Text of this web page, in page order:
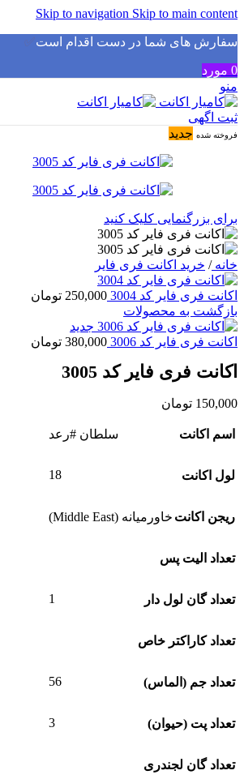
Skip to navigation Skip to main content
سفارش های شما در دست اقدام است✅
0 مورد
منو
ثبت اگهی
فروخته شده جدید
برای بزرگنمایی کلیک کنید
خانه/ خرید اکانت فری فایر
اکانت فری فایر کد 3004 250,000 تومان
بازگشت به محصولات
اکانت فری فایر کد 3006 380,000 تومان
اکانت فری فایر کد 3005
150,000 تومان
اسم اکانت سلطان #رعد
لول اکانت 18
ریجن اکانت خاورمیانه (Middle East)
تعداد الیت پس
تعداد گان لول دار 1
تعداد کاراکتر خاص
تعداد جم (الماس) 56
تعداد پت (حیوان) 3
تعداد گان لجندری